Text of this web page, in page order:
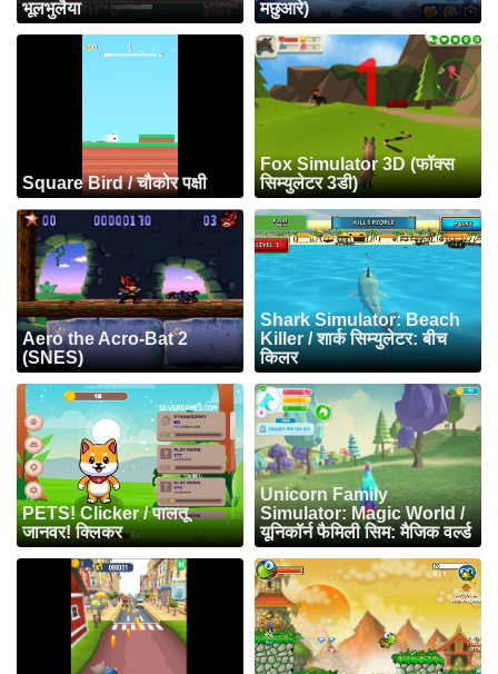
भूलभुलैया मछुआरे)
Square Bird / चौकोर पक्षी
Fox Simulator 3D (फॉक्स
सिम्युलेटर 3डी)
Aero the Acro-Bat 2
(SNES)
Shark Simulator: Beach
Killer / शार्क सिम्युलेटर: बीच
किलर
PETS! Clicker / पालतू
जानवर! क्लिकर
Unicorn Family
Simulator: Magic World /
यूनिकॉर्न फैमिली सिम: मैजिक वर्ल्ड